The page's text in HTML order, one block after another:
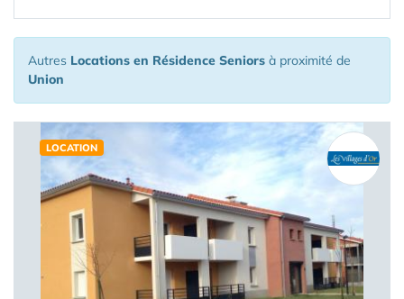
Autres Locations en Résidence Seniors à proximité de
Union
LOCATION